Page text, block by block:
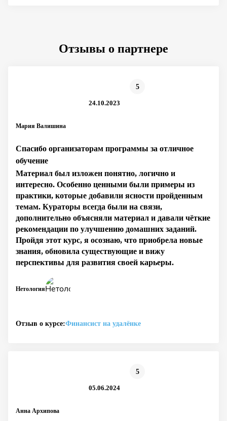
Отзывы о партнере
Мария Валишина
5
24.10.2023
Спасибо организаторам программы за отличное
обучение
Материал был изложен понятно, логично и
интересно. Особенно ценными были примеры из
практики, которые добавили ясности пройденным
темам. Кураторы всегда были на связи,
дополнительно объясняли материал и давали чёткие
рекомендации по улучшению домашних заданий.
Пройдя этот курс, я осознаю, что приобрела новые
знания, обновила существующие и вижу
перспективы для развития своей карьеры.
Нетология
Отзыв о курсе:Финансист на удалёнке
Анна Архипова
5
05.06.2024